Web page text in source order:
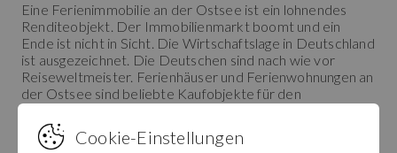
Eine Ferienimmobilie an der Ostsee ist ein lohnendes
Renditeobjekt. Der Immobilienmarkt boomt und ein
Ende ist nicht in Sicht. Die Wirtschaftslage in Deutschland
ist ausgezeichnet. Die Deutschen sind nach wie vor
Reiseweltmeister. Ferienhäuser und Ferienwohnungen an
der Ostsee sind beliebte Kaufobjekte für den
Eigenbedarf, als Zweitwohnsitz und zum Vermieten an
Feriengäste. Eine Ferienwohnung kaufen, um sie
zeitweise an Ostseeurlauber zu vermieten, ist ein
Cookie-Einstellungen